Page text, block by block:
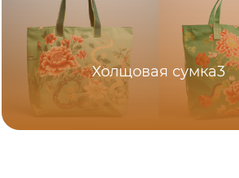
Холщовая сумка3